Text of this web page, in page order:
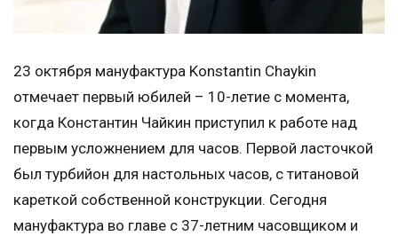
23 октября мануфактура Konstantin Chaykin
отмечает первый юбилей – 10-летие с момента,
когда Константин Чайкин приступил к работе над
первым усложнением для часов. Первой ласточкой
был турбийон для настольных часов, с титановой
кареткой собственной конструкции. Сегодня
мануфактура во главе с 37-летним часовщиком и